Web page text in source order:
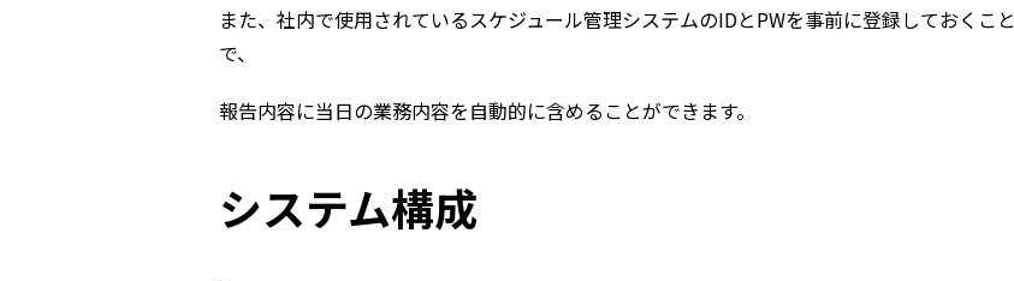
また、社内で使用されているスケジュール管理システムのIDとPWを事前に登録しておくこと
で、
報告内容に当日の業務内容を自動的に含めることができます。
システム構成